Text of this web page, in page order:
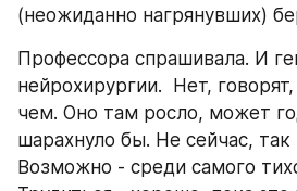
Профессора спрашивала. И
нейрохирургии.  Нет,
чем. Оно там росло, может
шарахнуло бы. Не сейчас, так
Возможно - среди самого